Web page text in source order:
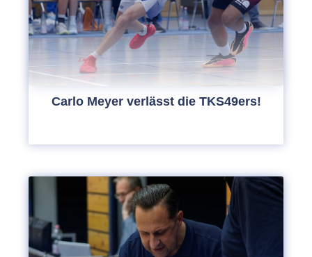
Carlo Meyer verlässt die TKS49ers!